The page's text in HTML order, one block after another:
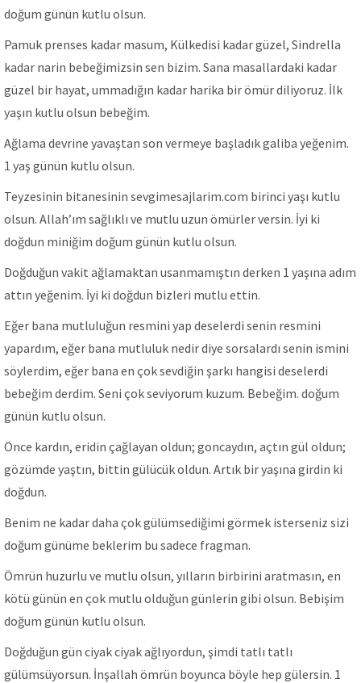
doğum günün kutlu olsun.
Pamuk prenses kadar masum, Külkedisi kadar güzel, Sindrella
kadar narin bebeğimizsin sen bizim. Sana masallardaki kadar
güzel bir hayat, ummadığın kadar harika bir ömür diliyoruz. İlk
yaşın kutlu olsun bebeğim.
Ağlama devrine yavaştan son vermeye başladık galiba yeğenim.
1 yaş günün kutlu olsun.
Teyzesinin bitanesinin sevgimesajlarim.com birinci yaşı kutlu
olsun. Allah’ım sağlıklı ve mutlu uzun ömürler versin. İyi ki
doğdun miniğim doğum günün kutlu olsun.
Doğduğun vakit ağlamaktan usanmamıştın derken 1 yaşına adım
attın yeğenim. İyi ki doğdun bizleri mutlu ettin.
Eğer bana mutluluğun resmini yap deselerdi senin resmini
yapardım, eğer bana mutluluk nedir diye sorsalardı senin ismini
söylerdim, eğer bana en çok sevdiğin şarkı hangisi deselerdi
bebeğim derdim. Seni çok seviyorum kuzum. Bebeğim. doğum
günün kutlu olsun.
Önce kardın, eridin çağlayan oldun; goncaydın, açtın gül oldun;
gözümde yaştın, bittin gülücük oldun. Artık bir yaşına girdin ki
doğdun.
Benim ne kadar daha çok gülümsediğimi görmek isterseniz sizi
doğum günüme beklerim bu sadece fragman.
Ömrün huzurlu ve mutlu olsun, yılların birbirini aratmasın, en
kötü günün en çok mutlu olduğun günlerin gibi olsun. Bebişim
doğum günün kutlu olsun.
Doğduğun gün ciyak ciyak ağlıyordun, şimdi tatlı tatlı
gülümsüyorsun. İnşallah ömrün boyunca böyle hep gülersin. 1